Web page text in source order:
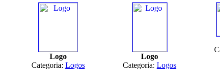
Logo
Categoria: Logos
Logo
Categoria: Logos